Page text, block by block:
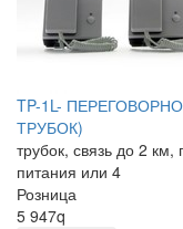
TP-1L-
ТРУБОК)
трубок, связь до 2
питания или 4
Розница
5 947q